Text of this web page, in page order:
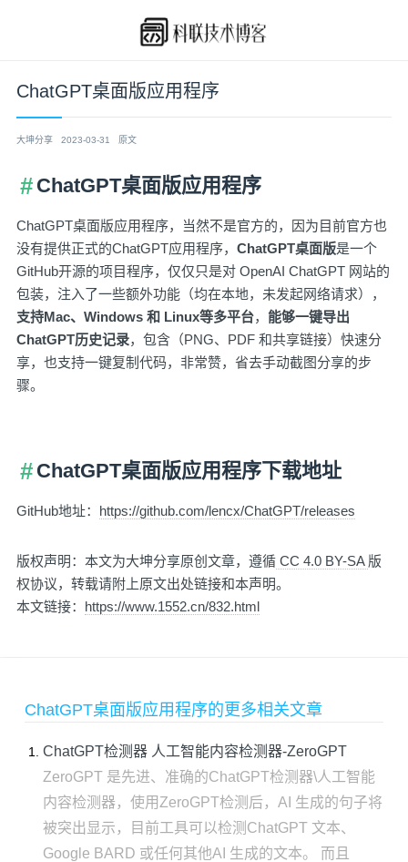
ChatGPT桌面版应用程序
大坤分享 2023-03-31 原文
ChatGPT桌面版应用程序
ChatGPT桌面版应用程序，当然不是官方的，因为目前官方也
没有提供正式的ChatGPT应用程序， ChatGPT桌面版是一个
GitHub开源的项目程序，仅仅只是对 OpenAI ChatGPT 网站的
包装，注入了一些额外功能（均在本地，未发起网络请求），
支持Mac、Windows 和 Linux等多平台， 能够一键导出
ChatGPT历史记录，包含（PNG、PDF 和共享链接）快速分
享，也支持一键复制代码，非常赞，省去手动截图分享的步
骤。
ChatGPT桌面版应用程序下载地址
GitHub地址： https://github.com/lencx/ChatGPT/releases
版权声明：本文为大坤分享原创文章，遵循 CC 4.0 BY-SA 版
权协议，转载请附上原文出处链接和本声明。
本文链接： https://www.1552.cn/832.html
ChatGPT桌面版应用程序的更多相关文章
ChatGPT检测器 人工智能内容检测器-ZeroGPT
ZeroGPT 是先进、准确的ChatGPT检测器\人工智能
内容检测器，使用ZeroGPT检测后，AI 生成的句子将
被突出显示，目前工具可以检测ChatGPT 文本、
Google BARD 或任何其他AI 生成的文本。 而且